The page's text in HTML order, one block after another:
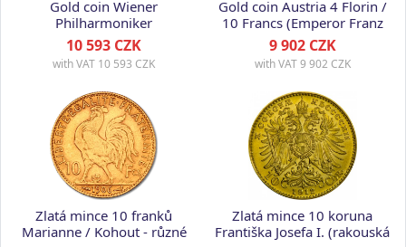
Gold coin Wiener
Philharmoniker
1/10 Ounce, 2026
10 593 CZK
with VAT 10 593 CZK
Gold coin Austria 4 Florin /
10 Francs (Emperor Franz
Joseph I)
9 902 CZK
with VAT9 902 CZK
Zlatá mince 10 franků
Marianne / Kohout - různé
Zlatá mince 10 koruna
Františka Josefa I. (rakouská